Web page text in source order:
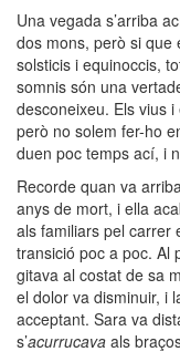
Una vegada s’arriba
dos mons, però si que
solsticis i equinoccis,
somnis són una
desconeixeu. Els vius
però no solem fer-ho
duen poc temps ací, i
Recorde quan va
anys de mort, i ella
als familiars pel carrer
transició poc a poc. Al
gitava al costat de sa
el dolor va disminuir, i
acceptant. Sara va
s’acurrucava als